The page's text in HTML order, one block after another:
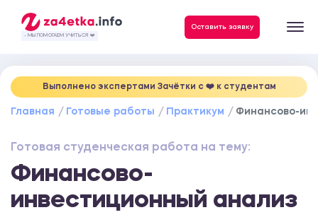
- МЫ ПОМОГАЕМ УЧИТЬСЯ ❤️
Оставить заявку
Выполнено экспертами Зачётки c ❤️ к студентам
Главная Готовые работы Практикум Финансово-
Готовая студенческая работа на тему:
Финансово-
инвестиционный анализ